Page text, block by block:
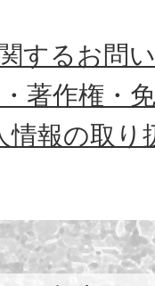
するお問
著作権・
情報の取り